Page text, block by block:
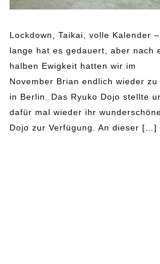
Lockdown, Taikai, volle Kalender –
lange hat es gedauert, aber nach
halben Ewigkeit hatten wir im
November Brian endlich wieder zu
in Berlin. Das Ryuko Dojo stellte
dafür mal wieder ihr
Dojo zur Verfügung. An dieser […]